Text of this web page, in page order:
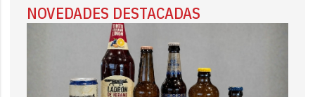
NOVEDADES DESTACADAS